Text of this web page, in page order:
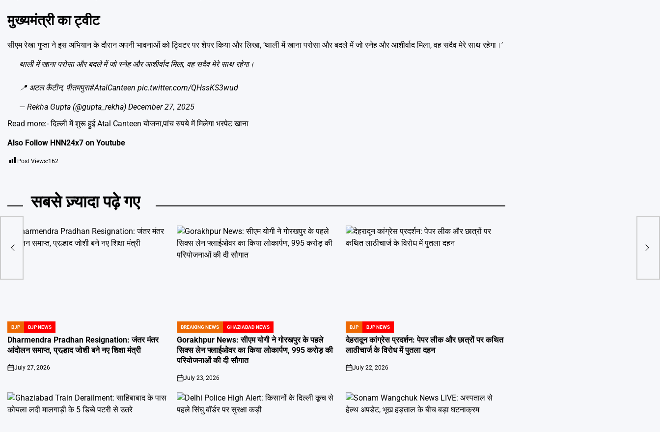
मुख्यमंत्री का ट्वीट
सीएम रेखा गुप्ता ने इस अभियान के दौरान अपनी भावनाओं को ट्विटर पर शेयर किया और लिखा, ‘थाली में खाना परोसा और बदले में जो स्नेह और आशीर्वाद मिला, वह सदैव मेरे साथ रहेगा।’
थाली में खाना परोसा और बदले में जो स्नेह और आशीर्वाद मिला, वह सदैव मेरे साथ रहेगा।
📍 अटल कैंटीन, पीतमपुरा#AtalCanteen pic.twitter.com/QHssKS3wud
— Rekha Gupta (@gupta_rekha) December 27, 2025
Read more:-दिल्ली में शुरू हुई Atal Canteen योजना,पांच रुपये में मिलेगा भरपेट खाना
Also Follow HNN24x7 on Youtube
Post Views:162
सबसे ज़्यादा पढ़े गए
POSTED
IN
BJP BJP NEWS
Dharmendra Pradhan Resignation: जंतर मंतर
आंदोलन समाप्त, प्रल्हाद जोशी बने नए शिक्षा मंत्री
on
July 27, 2026
POSTED
IN
BREAKING NEWS GHAZIABAD NEWS
Gorakhpur News: सीएम योगी ने गोरखपुर के पहले
सिक्स लेन फ्लाईओवर का किया लोकार्पण, 995 करोड़ की
परियोजनाओं की दी सौगात
on
July 23, 2026
POSTED
IN
BJP BJP NEWS
देहरादून कांग्रेस प्रदर्शन: पेपर लीक और छात्रों पर कथित
लाठीचार्ज के विरोध में पुतला दहन
on
July 22, 2026
आएंगे